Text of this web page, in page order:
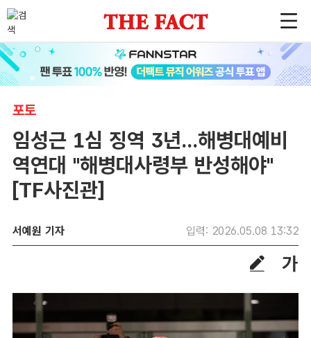
포토
임성근 1심 징역 3년...해병대예비
역연대 "해병대사령부 반성해야"
[TF사진관]
서예원 기자 입력: 2026.05.08 13:32